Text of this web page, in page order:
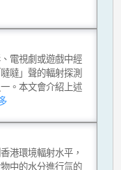
電視劇或遊戲中經
噠」聲的輻射探測
。本文會介紹上述
港環境輻射水平，
中的水分進行氚的